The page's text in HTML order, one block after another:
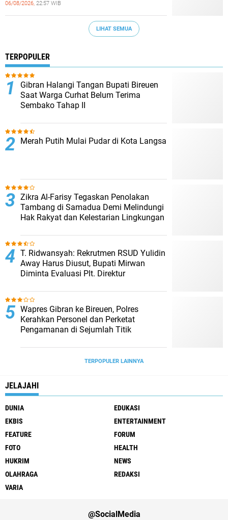
06/08/2026, 22:57 WIB
LIHAT SEMUA
TERPOPULER
Gibran Halangi Tangan Bupati Bireuen
Saat Warga Curhat Belum Terima
Sembako Tahap II
Merah Putih Mulai Pudar di Kota Langsa
Zikra Al-Farisy Tegaskan Penolakan
Tambang di Samadua Demi Melindungi
Hak Rakyat dan Kelestarian Lingkungan
T. Ridwansyah: Rekrutmen RSUD Yulidin
Away Harus Diusut, Bupati Mirwan
Diminta Evaluasi Plt. Direktur
Wapres Gibran ke Bireuen, Polres
Kerahkan Personel dan Perketat
Pengamanan di Sejumlah Titik
TERPOPULER LAINNYA
JELAJAHI
DUNIA
EDUKASI
EKBIS
ENTERTAINMENT
FEATURE
FORUM
FOTO
HEALTH
HUKRIM
NEWS
OLAHRAGA
REDAKSI
VARIA
@SocialMedia